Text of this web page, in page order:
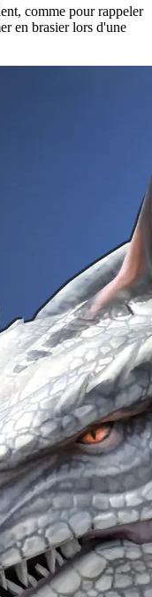
comme pour rappeler
en brasier lors d'une